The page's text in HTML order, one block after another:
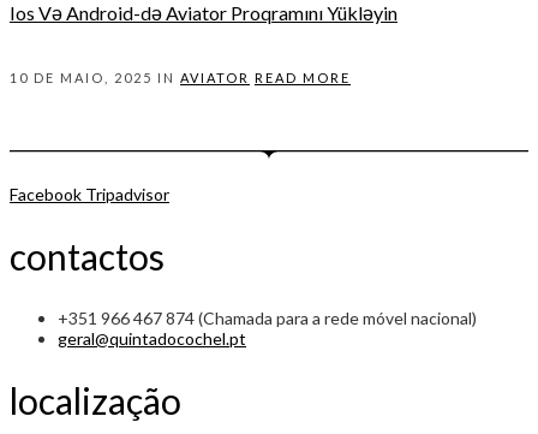
Ios Və Android-də Aviator Proqramını Yükləyin
10 DE MAIO, 2025 IN AVIATOR READ MORE
Facebook Tripadvisor
contactos
+351 966 467 874 (Chamada para a rede móvel nacional)
geral@quintadocochel.pt
localização